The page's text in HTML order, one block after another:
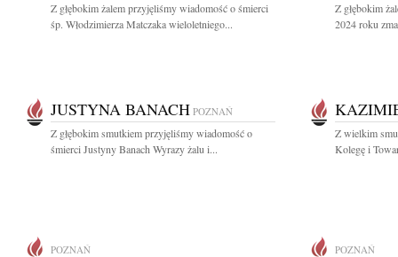
Z głębokim żalem przyjęliśmy wiadomość o śmierci
śp. Włodzimierza Matczaka wieloletniego...
Z głębokim
2024 roku
JUSTYNA BANACH POZNAŃ
Z głębokim smutkiem przyjęliśmy wiadomość o
śmierci Justyny Banach Wyrazy żalu i...
Z wielkim
Kolegę i
POZNAŃ POZNAŃ